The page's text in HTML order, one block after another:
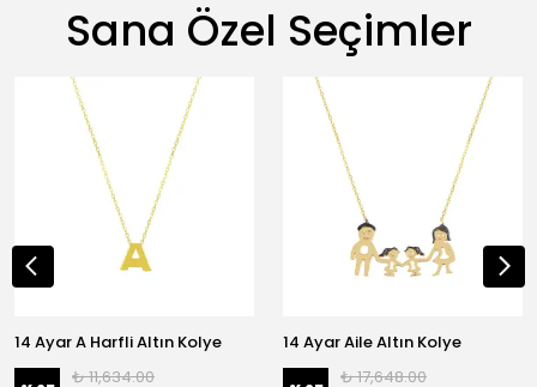
Sana Özel Seçimler
14 Ayar A Harfli Altın Kolye
₺ 11,634.00
14 Ayar Aile Altın Kolye
₺ 17,648.00